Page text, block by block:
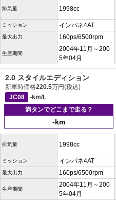
排気量 1998cc
ミッション インパネ4AT
最大出力 160ps/6500rpm
生産期間
2004年11月～200
5年04月
2.0 スタイルエディション
新車時価格220.5万円(税込)
JC08
-km/L
満タンでどこまで走る？
-km
排気量 1998cc
ミッション インパネ4AT
最大出力 160ps/6500rpm
生産期間
2004年11月～200
5年04月